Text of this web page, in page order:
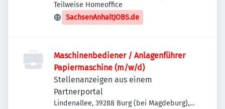
Deutschland
Teilweise Homeoffice
SachsenAnhaltJOBS.de
Maschinenbediener / Anlagenführer
Papiermaschine (m/w/d)
Stellenanzeigen aus einem
Partnerportal
Lindenallee, 39288 Burg (bei Magdeburg),